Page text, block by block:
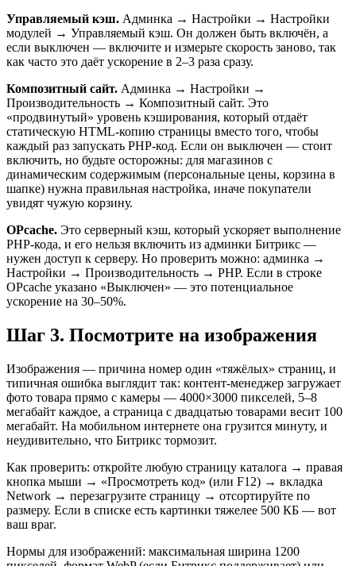
Управляемый кэш. Админка → Настройки → Настройки
модулей → Управляемый кэш. Он должен быть включён, а
если выключен — включите и измерьте скорость заново, так
как часто это даёт ускорение в 2–3 раза сразу.
Композитный сайт. Админка → Настройки →
Производительность → Композитный сайт. Это
«продвинутый» уровень кэширования, который отдаёт
статическую HTML-копию страницы вместо того, чтобы
каждый раз запускать PHP-код. Если он выключен — стоит
включить, но будьте осторожны: для магазинов с
динамическим содержимым (персональные цены, корзина в
шапке) нужна правильная настройка, иначе покупатели
увидят чужую корзину.
OPcache. Это серверный кэш, который ускоряет выполнение
PHP-кода, и его нельзя включить из админки Битрикс —
нужен доступ к серверу. Но проверить можно: админка →
Настройки → Производительность → PHP. Если в строке
OPcache указано «Выключен» — это потенциальное
ускорение на 30–50%.
Шаг 3. Посмотрите на изображения
Изображения — причина номер один «тяжёлых» страниц, и
типичная ошибка выглядит так: контент-менеджер загружает
фото товара прямо с камеры — 4000×3000 пикселей, 5–8
мегабайт каждое, а страница с двадцатью товарами весит 100
мегабайт. На мобильном интернете она грузится минуту, и
неудивительно, что Битрикс тормозит.
Как проверить: откройте любую страницу каталога → правая
кнопка мыши → «Просмотреть код» (или F12) → вкладка
Network → перезагрузите страницу → отсортируйте по
размеру. Если в списке есть картинки тяжелее 500 КБ — вот
ваш враг.
Нормы для изображений: максимальная ширина 1200